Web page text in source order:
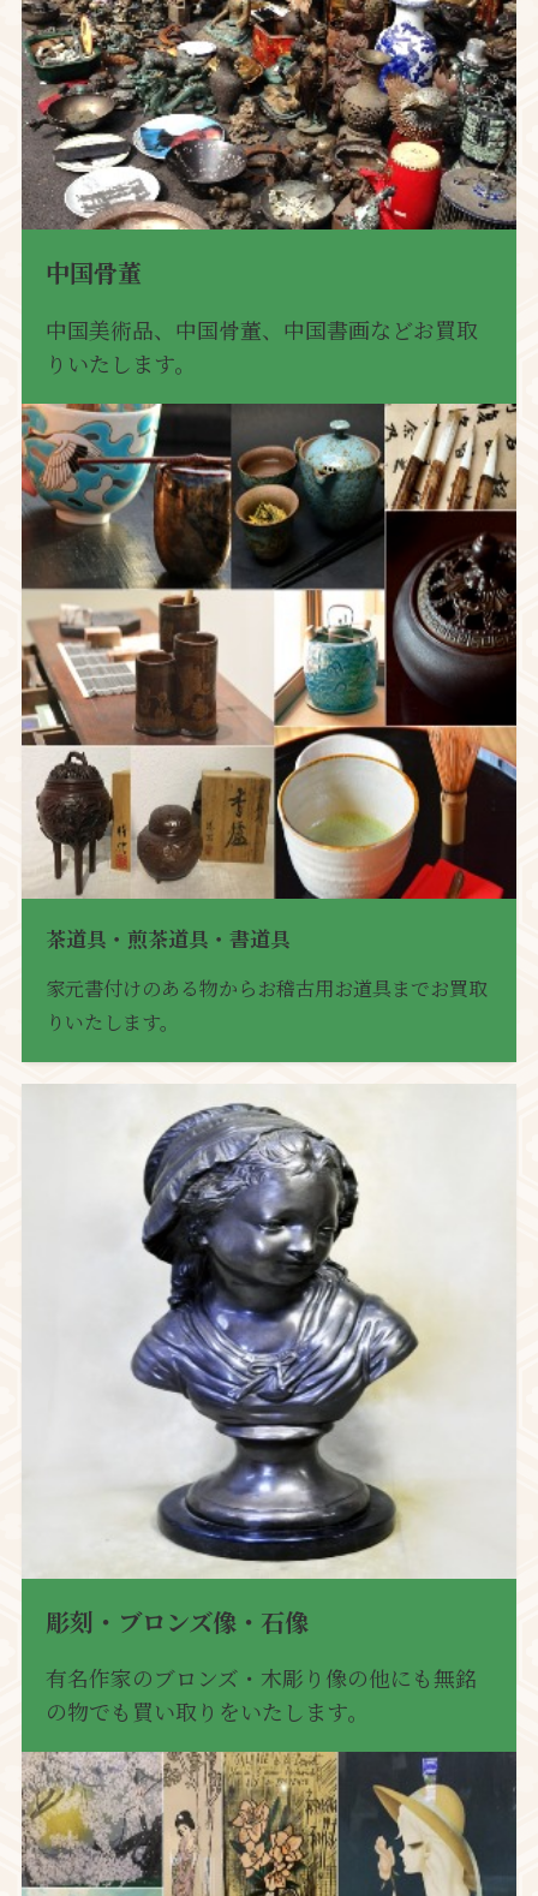
中国骨董
中国美術品、中国骨董、中国書画などお買取
りいたします。
茶道具・煎茶道具・書道具
家元書付けのある物からお稽古用お道具までお買取
りいたします。
彫刻・ブロンズ像・石像
有名作家のブロンズ・木彫り像の他にも無銘
の物でも買い取りをいたします。